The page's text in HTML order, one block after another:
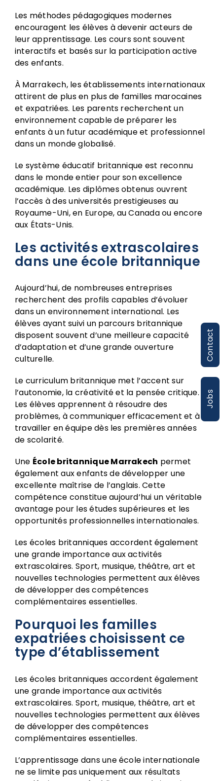
Les méthodes pédagogiques modernes
encouragent les élèves à devenir acteurs de
leur apprentissage. Les cours sont souvent
interactifs et basés sur la participation active
des enfants.
À Marrakech, les établissements internationaux
attirent de plus en plus de familles marocaines
et expatriées. Les parents recherchent un
environnement capable de préparer les
enfants à un futur académique et professionnel
dans un monde globalisé.
Le système éducatif britannique est reconnu
dans le monde entier pour son excellence
académique. Les diplômes obtenus ouvrent
l’accès à des universités prestigieuses au
Royaume-Uni, en Europe, au Canada ou encore
aux États-Unis.
Les activités extrascolaires
dans une école britannique
Aujourd’hui, de nombreuses entreprises
recherchent des profils capables d’évoluer
dans un environnement international. Les
élèves ayant suivi un parcours britannique
disposent souvent d’une meilleure capacité
d’adaptation et d’une grande ouverture
culturelle.
Le curriculum britannique met l’accent sur
l’autonomie, la créativité et la pensée critique.
Les élèves apprennent à résoudre des
problèmes, à communiquer efficacement et à
travailler en équipe dès les premières années
de scolarité.
Une École britannique Marrakech permet
également aux enfants de développer une
excellente maîtrise de l’anglais. Cette
compétence constitue aujourd’hui un véritable
avantage pour les études supérieures et les
opportunités professionnelles internationales.
Les écoles britanniques accordent également
une grande importance aux activités
extrascolaires. Sport, musique, théâtre, art et
nouvelles technologies permettent aux élèves
de développer des compétences
complémentaires essentielles.
Pourquoi les familles
expatriées choisissent ce
type d’établissement
Les écoles britanniques accordent également
une grande importance aux activités
extrascolaires. Sport, musique, théâtre, art et
nouvelles technologies permettent aux élèves
de développer des compétences
complémentaires essentielles.
L’apprentissage dans une école internationale
ne se limite pas uniquement aux résultats
Contact
Jobs